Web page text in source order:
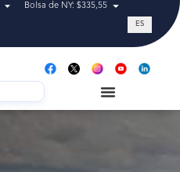
Bolsa de NY: $335,55 Tasa de
ES